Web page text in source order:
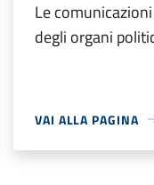
Le
degli organi
VAI ALLA PAGINA